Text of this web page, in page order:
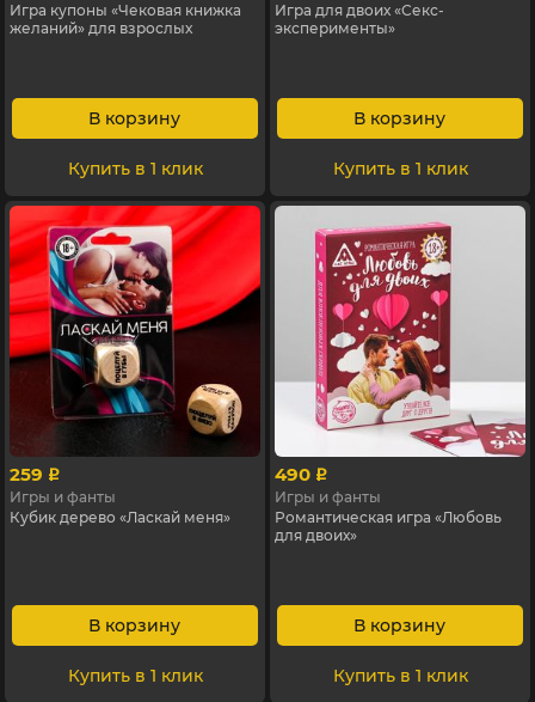
Игра купоны «Чековая книжка
желаний» для взрослых
В корзину
Купить в 1 клик
Игра для двоих «Секс-
эксперименты»
В корзину
Купить в 1 клик
259 p
Игры и фанты
Кубик дерево «Ласкай меня»
В корзину
Купить в 1 клик
490 p
Игры и фанты
Романтическая игра «Любовь
для двоих»
В корзину
Купить в 1 клик